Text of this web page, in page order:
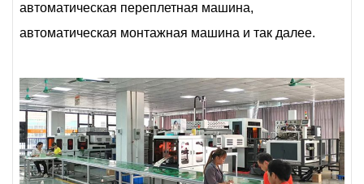
автоматическая переплетная машина,
автоматическая монтажная машина и так далее.